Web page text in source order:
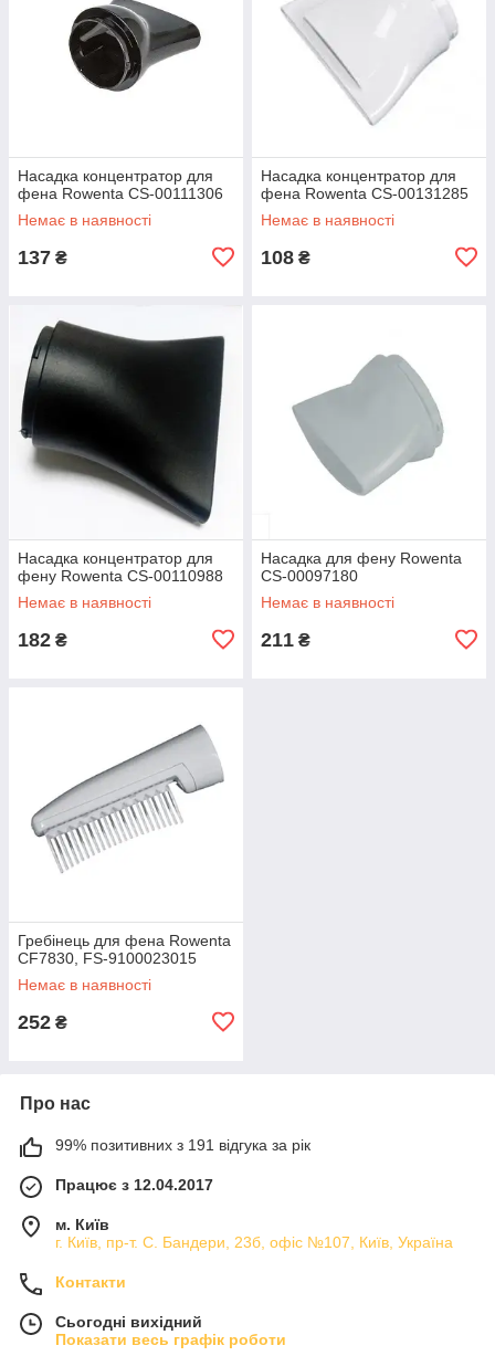
Насадка концентратор для
фена Rowenta CS-00111306
Немає в наявності
137 ₴
Насадка концентратор для
фена Rowenta CS-00131285
Немає в наявності
108 ₴
Насадка концентратор для
фену Rowenta CS-00110988
Немає в наявності
182 ₴
Насадка для фену Rowenta
CS-00097180
Немає в наявності
211 ₴
Гребінець для фена Rowenta
CF7830, FS-9100023015
Немає в наявності
252 ₴
Про нас
99% позитивних з 191 відгука за рік
Працює з 12.04.2017
м. Київ
г. Київ, пр-т. С. Бандери, 23б, офіс №107, Київ, Україна
Контакти
Сьогодні вихідний
Показати весь графік роботи